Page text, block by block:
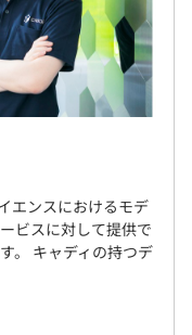
エンスにおけるモデ
ビスに対して提供で
。 キャディの持つデ